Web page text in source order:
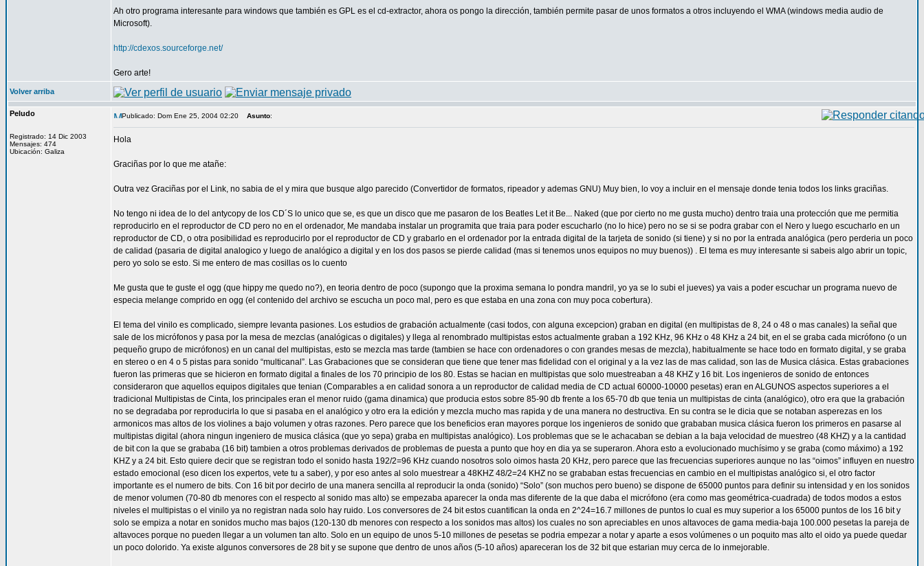
Ah otro programa interesante para windows que también es GPL es el cd-extractor, ahora os pongo la dirección, también permite pasar de unos formatos a otros incluyendo el WMA (windows media audio de
Microsoft).
http://cdexos.sourceforge.net/
Gero arte!
Volver arriba
Peludo
Registrado: 14 Dic 2003
Mensajes: 474
Ubicación: Galiza
Publicado: Dom Ene 25, 2004 02:20 Asunto:
Hola
Graciñas por lo que me atañe:
Outra vez Graciñas por el Link, no sabia de el y mira que busque algo parecido (Convertidor de formatos, ripeador y ademas GNU) Muy bien, lo voy a incluir en el mensaje donde tenia todos los links graciñas.
No tengo ni idea de lo del antycopy de los CD´S lo unico que se, es que un disco que me pasaron de los Beatles Let it Be... Naked (que por cierto no me gusta mucho) dentro traia una protección que me permitia
reproducirlo en el reproductor de CD pero no en el ordenador, Me mandaba instalar un programita que traia para poder escucharlo (no lo hice) pero no se si se podra grabar con el Nero y luego escucharlo en un
reproductor de CD, o otra posibilidad es reproducirlo por el reproductor de CD y grabarlo en el ordenador por la entrada digital de la tarjeta de sonido (si tiene) y si no por la entrada analógica (pero perderia un poco
de calidad (pasaria de digital analogico y luego de analógico a digital y en los dos pasos se pierde calidad (mas si tenemos unos equipos no muy buenos)) . El tema es muy interesante si sabeis algo abrir un topic,
pero yo solo se esto. Si me entero de mas cosillas os lo cuento
Me gusta que te guste el ogg (que hippy me quedo no?), en teoria dentro de poco (supongo que la proxima semana lo pondra mandril, yo ya se lo subi el jueves) ya vais a poder escuchar un programa nuevo de
especia melange comprido en ogg (el contenido del archivo se escucha un poco mal, pero es que estaba en una zona con muy poca cobertura).
El tema del vinilo es complicado, siempre levanta pasiones. Los estudios de grabación actualmente (casi todos, con alguna excepcion) graban en digital (en multipistas de 8, 24 o 48 o mas canales) la señal que
sale de los micrófonos y pasa por la mesa de mezclas (analógicas o digitales) y llega al renombrado multipistas estos actualmente graban a 192 KHz, 96 KHz o 48 KHz a 24 bit, en el se graba cada micrófono (o un
pequeño grupo de micrófonos) en un canal del multipistas, esto se mezcla mas tarde (tambien se hace con ordenadores o con grandes mesas de mezcla), habitualmente se hace todo en formato digital, y se graba
en stereo o en 4 o 5 pistas para sonido “multicanal”. Las Grabaciones que se consideran que tiene que tener mas fidelidad con el original y a la vez las de mas calidad, son las de Musica clásica. Estas grabaciones
fueron las primeras que se hicieron en formato digital a finales de los 70 principio de los 80. Estas se hacian en multipistas que solo muestreaban a 48 KHZ y 16 bit. Los ingenieros de sonido de entonces
consideraron que aquellos equipos digitales que tenian (Comparables a en calidad sonora a un reproductor de calidad media de CD actual 60000-10000 pesetas) eran en ALGUNOS aspectos superiores a el
tradicional Multipistas de Cinta, los principales eran el menor ruido (gama dinamica) que producia estos sobre 85-90 db frente a los 65-70 db que tenia un multipistas de cinta (analógico), otro era que la grabación
no se degradaba por reproducirla lo que si pasaba en el analógico y otro era la edición y mezcla mucho mas rapida y de una manera no destructiva. En su contra se le dicia que se notaban asperezas en los
armonicos mas altos de los violines a bajo volumen y otras razones. Pero parece que los beneficios eran mayores porque los ingenieros de sonido que grababan musica clásica fueron los primeros en pasarse al
multipistas digital (ahora ningun ingeniero de musica clásica (que yo sepa) graba en multipistas analógico). Los problemas que se le achacaban se debian a la baja velocidad de muestreo (48 KHZ) y a la cantidad
de bit con la que se grababa (16 bit) tambien a otros problemas derivados de problemas de puesta a punto que hoy en dia ya se superaron. Ahora esto a evolucionado muchísimo y se graba (como máximo) a 192
KHZ y a 24 bit. Esto quiere decir que se registran todo el sonido hasta 192/2=96 KHz cuando nosotros solo oimos hasta 20 KHz, pero parece que las frecuencias superiores aunque no las “oimos” influyen en nuestro
estado emocional (eso dicen los expertos, vete tu a saber), y por eso antes al solo muestrear a 48KHZ 48/2=24 KHZ no se grababan estas frecuencias en cambio en el multipistas analógico si, el otro factor
importante es el numero de bits. Con 16 bit por decirlo de una manera sencilla al reproducir la onda (sonido) “Solo” (son muchos pero bueno) se dispone de 65000 puntos para definir su intensidad y en los sonidos
de menor volumen (70-80 db menores con el respecto al sonido mas alto) se empezaba aparecer la onda mas diferente de la que daba el micrófono (era como mas geométrica-cuadrada) de todos modos a estos
niveles el multipistas o el vinilo ya no registran nada solo hay ruido. Los conversores de 24 bit estos cuantifican la onda en 2^24=16.7 millones de puntos lo cual es muy superior a los 65000 puntos de los 16 bit y
solo se empiza a notar en sonidos mucho mas bajos (120-130 db menores con respecto a los sonidos mas altos) los cuales no son apreciables en unos altavoces de gama media-baja 100.000 pesetas la pareja de
altavoces porque no pueden llegar a un volumen tan alto. Solo en un equipo de unos 5-10 millones de pesetas se podria empezar a notar y aparte a esos volúmenes o un poquito mas alto el oido ya puede quedar
un poco dolorido. Ya existe algunos conversores de 28 bit y se supone que dentro de unos años (5-10 años) apareceran los de 32 bit que estarian muy cerca de lo inmejorable.